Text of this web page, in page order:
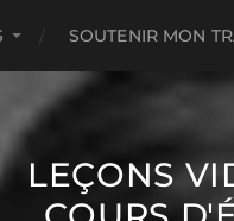
SOUTENIR MON
LEÇONS